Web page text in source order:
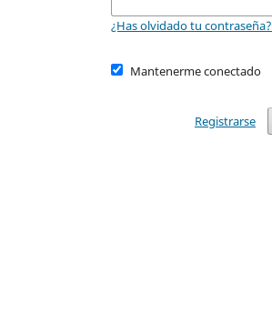
¿Has olvidado tu contraseña?
Mantenerme conectado
Registrarse